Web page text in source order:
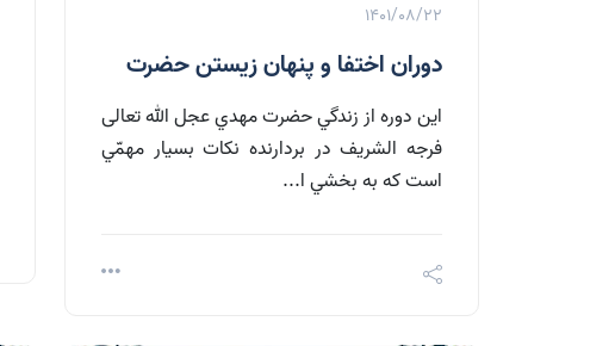
1401/08/22
دوران اختفا و پنهان زيستن حضرت
اين دوره از زندگي حضرت مهدي عجل الله تعالی
فرجه الشریف در بردارنده نكات بسيار مهمّي
است كه به بخشي ا...